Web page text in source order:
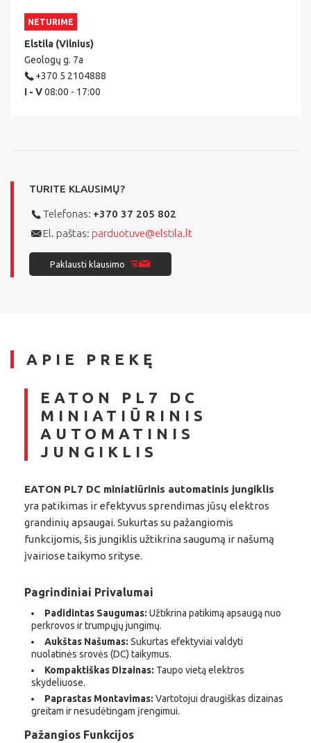
NETURIME
Elstila (Vilnius)
Geologų g. 7a
+370 5 2104888
I - V08:00 - 17:00
TURITE KLAUSIMŲ?
Telefonas: +370 37 205 802
El. paštas: parduotuve@elstila.lt
Paklausti klausimo
APIE PREKĘ
EATON PL7 DC
MINIATIŪRINIS
AUTOMATINIS
JUNGIKLIS
EATON PL7 DC miniatiūrinis automatinis jungiklis
yra patikimas ir efektyvus sprendimas jūsų elektros
grandinių apsaugai. Sukurtas su pažangiomis
funkcijomis, šis jungiklis užtikrina saugumą ir našumą
įvairiose taikymo srityse.
Pagrindiniai Privalumai
Padidintas Saugumas: Užtikrina patikimą apsaugą nuo
perkrovos ir trumpųjų jungimų.
Aukštas Našumas: Sukurtas efektyviai valdyti
nuolatinės srovės (DC) taikymus.
Kompaktiškas Dizainas: Taupo vietą elektros
skydeliuose.
Paprastas Montavimas: Vartotojui draugiškas dizainas
greitam ir nesudėtingam įrengimui.
Pažangios Funkcijos